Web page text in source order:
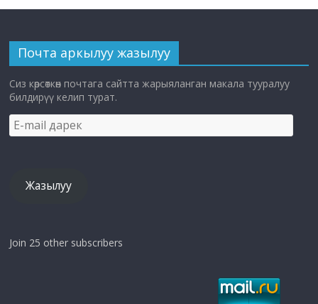
Почта аркылуу жазылуу
Сиз көрсөткөн почтага сайтта жарыяланган макала тууралуу
билдирүү келип турат.
E-
mail
Жазылуу
Join 25 other subscribers